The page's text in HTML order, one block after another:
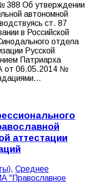
388 Об утверждении
автономной
ст. 87
в Российской
отдела
Русской
Патриарха
от 06.05.2014 №
аттестации
, Среднее
"Православное